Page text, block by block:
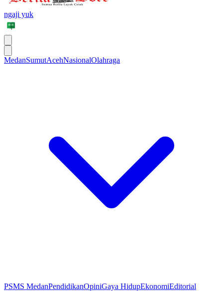
ngaji yuk
MedanSumutAcehNasionalOlahraga
PSMS MedanPendidikanOpiniGaya HidupEkonomiEditorial